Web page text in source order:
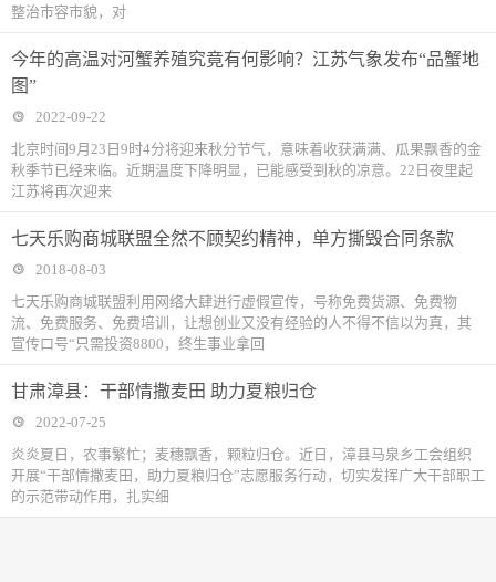
整治市容市貌，对
今年的高温对河蟹养殖究竟有何影响？江苏气象发布“品蟹地
图”
2022-09-22
北京时间9月23日9时4分将迎来秋分节气，意味着收获满满、瓜果飘香的金
秋季节已经来临。近期温度下降明显，已能感受到秋的凉意。22日夜里起
江苏将再次迎来
七天乐购商城联盟全然不顾契约精神，单方撕毁合同条款
2018-08-03
七天乐购商城联盟利用网络大肆进行虚假宣传，号称免费货源、免费物
流、免费服务、免费培训，让想创业又没有经验的人不得不信以为真，其
宣传口号“只需投资8800，终生事业拿回
甘肃漳县：干部情撒麦田 助力夏粮归仓
2022-07-25
炎炎夏日，农事繁忙；麦穗飘香，颗粒归仓。近日，漳县马泉乡工会组织
开展“干部情撒麦田，助力夏粮归仓”志愿服务行动，切实发挥广大干部职工
的示范带动作用，扎实细